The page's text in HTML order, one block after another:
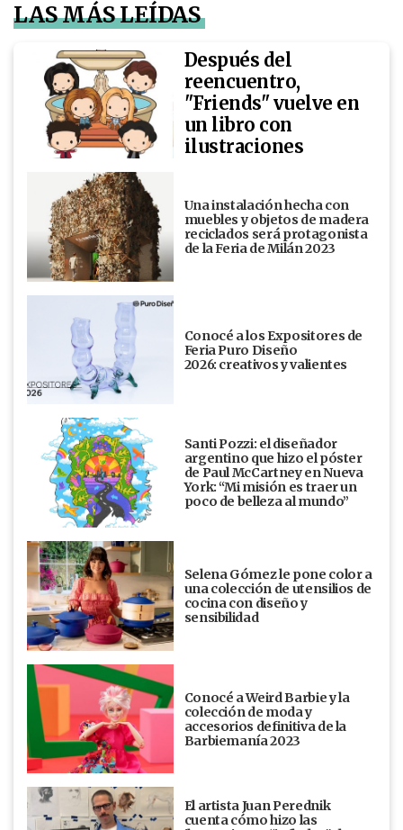
LAS MÁS LEÍDAS
Después del
reencuentro,
"Friends" vuelve en
un libro con
ilustraciones
Una instalación hecha con
muebles y objetos de madera
reciclados será protagonista
de la Feria de Milán 2023
Conocé a los Expositores de
Feria Puro Diseño
2026: creativos y valientes
Santi Pozzi: el diseñador
argentino que hizo el póster
de Paul McCartney en Nueva
York: “Mi misión es traer un
poco de belleza al mundo”
Selena Gómez le pone color a
una colección de utensilios de
cocina con diseño y
sensibilidad
Conocé a Weird Barbie y la
colección de moda y
accesorios definitiva de la
Barbiemanía 2023
El artista Juan Perednik
cuenta cómo hizo las